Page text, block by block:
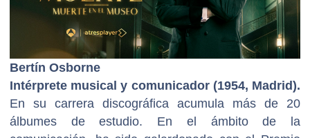
Bertín Osborne
Intérprete musical y comunicador (1954, Madrid).
En su carrera discográfica acumula más de 20
álbumes de estudio. En el ámbito de la